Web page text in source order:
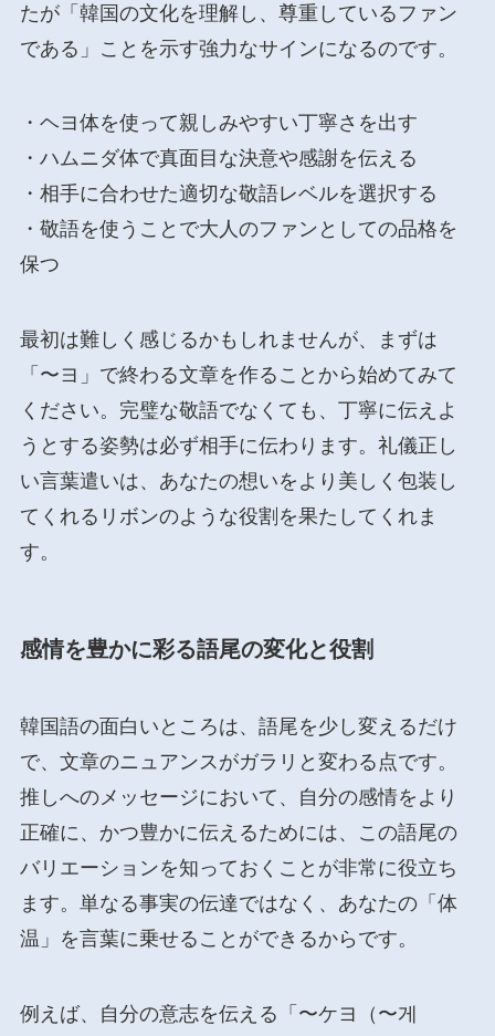
たが「韓国の文化を理解し、尊重しているファン
である」ことを示す強力なサインになるのです。
・ヘヨ体を使って親しみやすい丁寧さを出す
・ハムニダ体で真面目な決意や感謝を伝える
・相手に合わせた適切な敬語レベルを選択する
・敬語を使うことで大人のファンとしての品格を
保つ
最初は難しく感じるかもしれませんが、まずは
「〜ヨ」で終わる文章を作ることから始めてみて
ください。完璧な敬語でなくても、丁寧に伝えよ
うとする姿勢は必ず相手に伝わります。礼儀正し
い言葉遣いは、あなたの想いをより美しく包装し
てくれるリボンのような役割を果たしてくれま
す。
感情を豊かに彩る語尾の変化と役割
韓国語の面白いところは、語尾を少し変えるだけ
で、文章のニュアンスがガラリと変わる点です。
推しへのメッセージにおいて、自分の感情をより
正確に、かつ豊かに伝えるためには、この語尾の
バリエーションを知っておくことが非常に役立ち
ます。単なる事実の伝達ではなく、あなたの「体
温」を言葉に乗せることができるからです。
例えば、自分の意志を伝える「〜ケヨ（〜게